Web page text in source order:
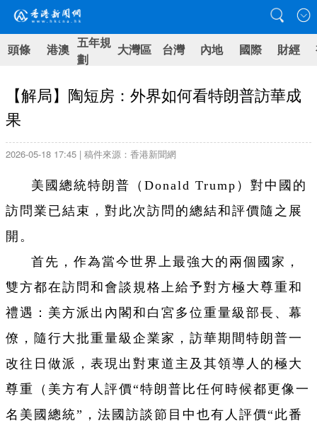
頭條 港澳 五年規
劃
大灣區 台灣 內地 國際 財經
【解局】陶短房：外界如何看特朗普訪華成
果
2026-05-18 17:45 | 稿件來源：香港新聞網
美國總統特朗普（Donald Trump）對中國的
訪問業已結束，對此次訪問的總結和評價隨之展
開。
首先，作為當今世界上最強大的兩個國家，
雙方都在訪問和會談規格上給予對方極大尊重和
禮遇：美方派出內閣和白宮多位重量級部長、幕
僚，隨行大批重量級企業家，訪華期間特朗普一
改往日做派，表現出對東道主及其領導人的極大
尊重（美方有人評價“特朗普比任何時候都更像一
名美國總統”，法國訪談節目中也有人評價“此番